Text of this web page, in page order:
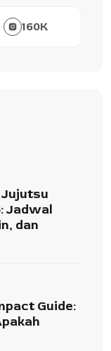
160K
Jadwal
dan
Guide: